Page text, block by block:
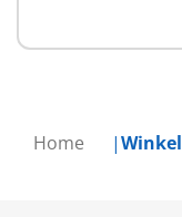
Home Winkel